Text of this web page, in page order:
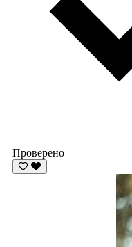
Проверено